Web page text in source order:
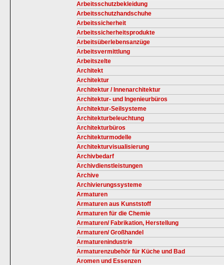
Arbeitsschutzbekleidung
Arbeitsschutzhandschuhe
Arbeitssicherheit
Arbeitssicherheitsprodukte
Arbeitsüberlebensanzüge
Arbeitsvermittlung
Arbeitszelte
Architekt
Architektur
Architektur / Innenarchitektur
Architektur- und Ingenieurbüros
Architektur-Seilsysteme
Architekturbeleuchtung
Architekturbüros
Architekturmodelle
Architekturvisualisierung
Archivbedarf
Archivdienstleistungen
Archive
Archivierungssysteme
Armaturen
Armaturen aus Kunststoff
Armaturen für die Chemie
Armaturen/ Fabrikation, Herstellung
Armaturen/ Großhandel
Armaturenindustrie
Armaturenzubehör für Küche und Bad
Aromen und Essenzen